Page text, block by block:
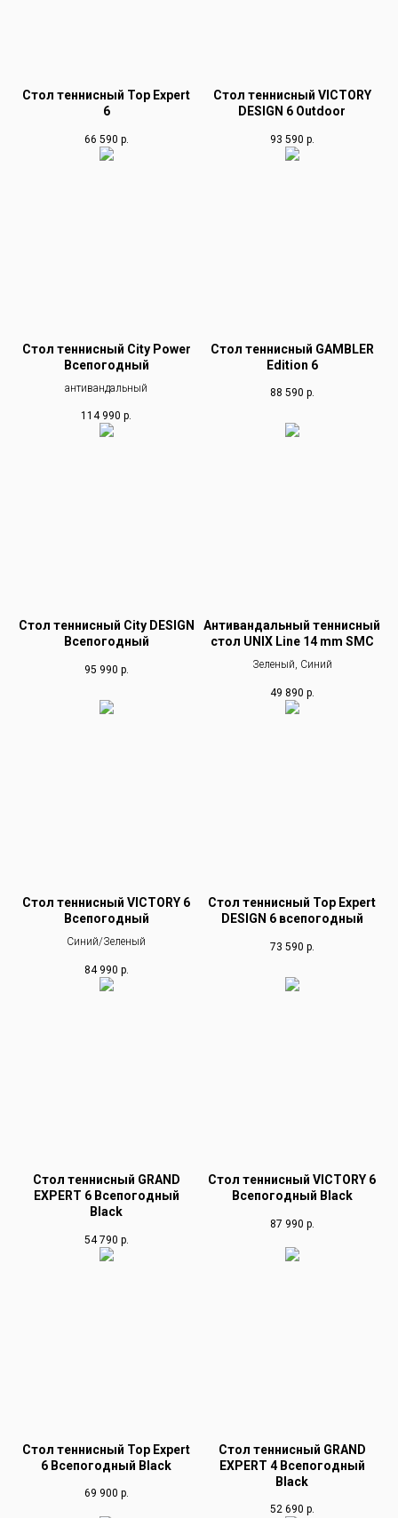
Стол теннисный Top Expert
6
66 590 р.
Стол теннисный VICTORY
DESIGN 6 Outdoor
93 590 р.
Стол теннисный City Power
Всепогодный
антивандальный
114 990 р.
Стол теннисный GAMBLER
Edition 6
88 590 р.
Стол теннисный City DESIGN
Всепогодный
95 990 р.
Антивандальный теннисный
стол UNIX Line 14 mm SMC
Зеленый, Синий
49 890 р.
Стол теннисный VICTORY 6
Всепогодный
Синий/Зеленый
84 990 р.
Стол теннисный Top Expert
DESIGN 6 всепогодный
73 590 р.
Стол теннисный GRAND
EXPERT 6 Всепогодный
Black
54 790 р.
Стол теннисный VICTORY 6
Всепогодный Black
87 990 р.
Стол теннисный Top Expert
6 Всепогодный Black
69 900 р.
Стол теннисный GRAND
EXPERT 4 Всепогодный
Black
52 690 р.